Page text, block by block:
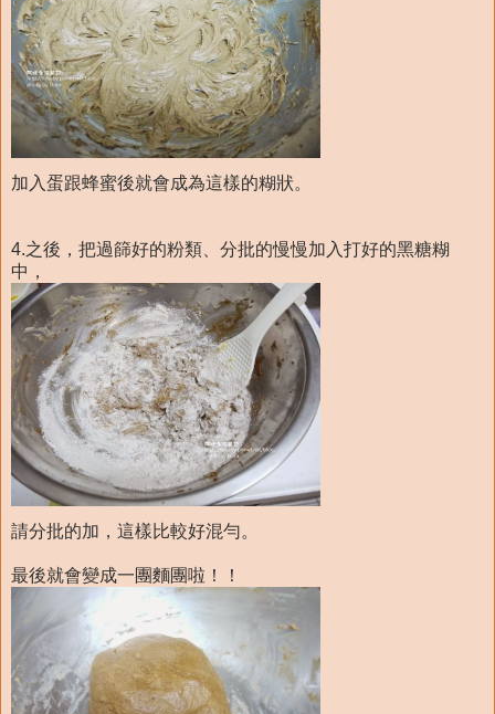
加入蛋跟蜂蜜後就會成為這樣的糊狀。
4.之後，把過篩好的粉類、分批的慢慢加入打好的黑糖糊
中，
請分批的加，這樣比較好混勻。
最後就會變成一團麵團啦！！